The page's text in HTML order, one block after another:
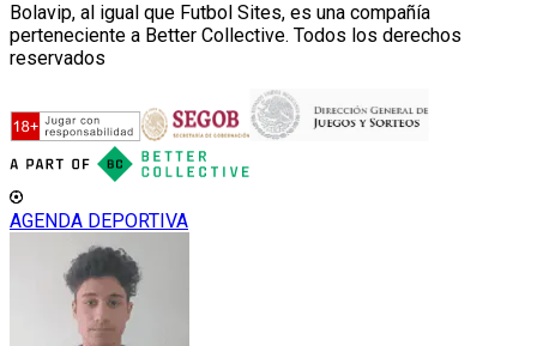
Bolavip, al igual que Futbol Sites, es una compañía
perteneciente a Better Collective. Todos los derechos
reservados
AGENDA DEPORTIVA